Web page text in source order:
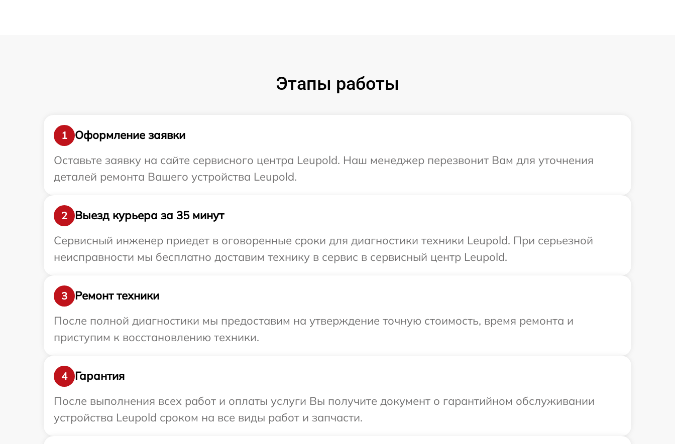
Этапы работы
1
Оформление заявки
Оставьте заявку на сайте сервисного центра Leupold. Наш менеджер перезвонит Вам для уточнения
деталей ремонта Вашего устройства Leupold.
2
Выезд курьера за 35 минут
Сервисный инженер приедет в оговоренные сроки для диагностики техники Leupold. При серьезной
неисправности мы бесплатно доставим технику в сервис в сервисный центр Leupold.
3
Ремонт техники
После полной диагностики мы предоставим на утверждение точную стоимость, время ремонта и
приступим к восстановлению техники.
4
Гарантия
После выполнения всех работ и оплаты услуги Вы получите документ о гарантийном обслуживании
устройства Leupold сроком на все виды работ и запчасти.